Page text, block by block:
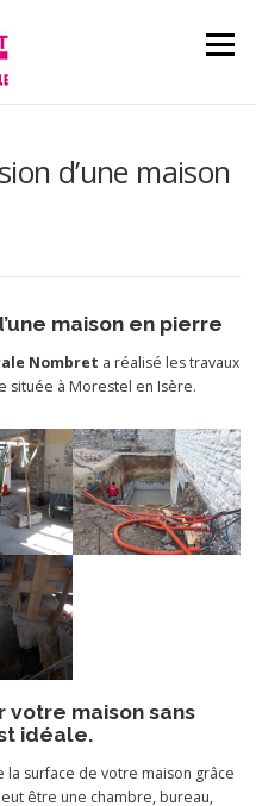
Menu
d’une maison
maison en pierre
Nombret a réalisé les travaux
située à Morestel en Isère.
votre maison sans
idéale.
la surface de votre maison grâce
être une chambre, bureau,